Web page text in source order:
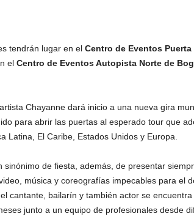
tendrán lugar en elCentro de Eventos Puerta
el Centro de Eventos Autopista Norte de
Chayanne dará inicio a una nueva gira
para abrir las puertas al esperado tour que
Latina, El Caribe, Estados Unidos y Europa.
sinónimo de fiesta, además, de presentar
música y coreografías impecables para el
cantante, bailarín y también actor se
junto a un equipo de profesionales desde